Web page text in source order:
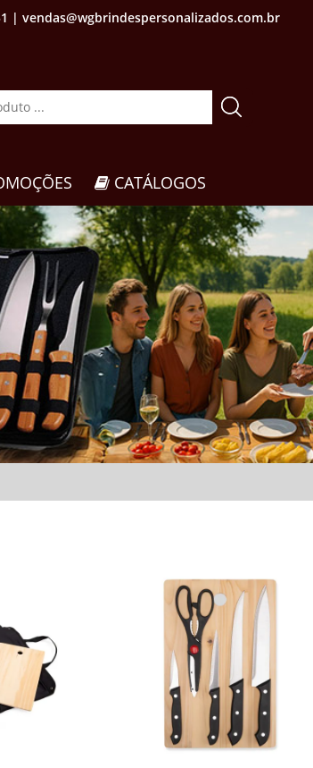
| vendas@wgbrindespersonalizados.com.br
CATÁLOGOS